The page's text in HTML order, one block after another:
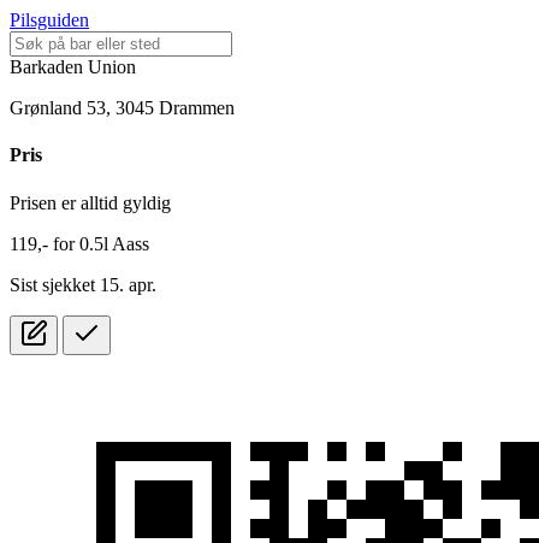
Pilsguiden
Barkaden Union
Grønland 53, 3045 Drammen
Pris
Prisen er alltid gyldig
119,- for0.5l Aass
Sist sjekket 15. apr.